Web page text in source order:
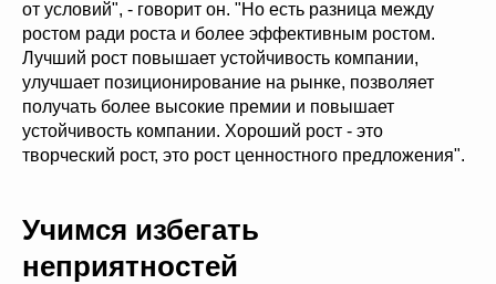
от условий", - говорит он. "Но есть разница между
ростом ради роста и более эффективным ростом.
Лучший рост повышает устойчивость компании,
улучшает позиционирование на рынке, позволяет
получать более высокие премии и повышает
устойчивость компании. Хороший рост - это
творческий рост, это рост ценностного предложения".
Учимся избегать
неприятностей